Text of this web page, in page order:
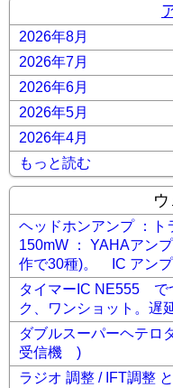
2026年8月
2026年7月
2026年6月
2026年5月
2026年4月
もっと読む
ヘッドホンアンプ ：ト
150mW ： YAHAアン
作で30種)。 IC アンプ
タイマーIC NE555 で
ク、ワンショット。遅
ダブルスーパーヘテロ
受信機 )
ラジオ 調整 / IFT調整